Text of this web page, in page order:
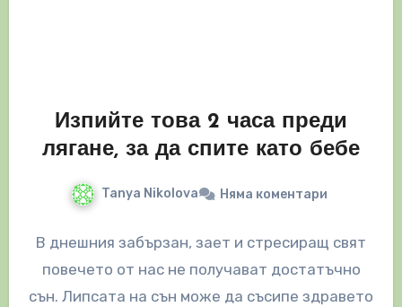
Изпийте това 2 часа преди
лягане, за да спите като бебе
Tanya Nikolova Няма коментари
В днешния забързан, зает и стресиращ свят
повечето от нас не получават достатъчно
сън. Липсата на сън може да съсипе здравето